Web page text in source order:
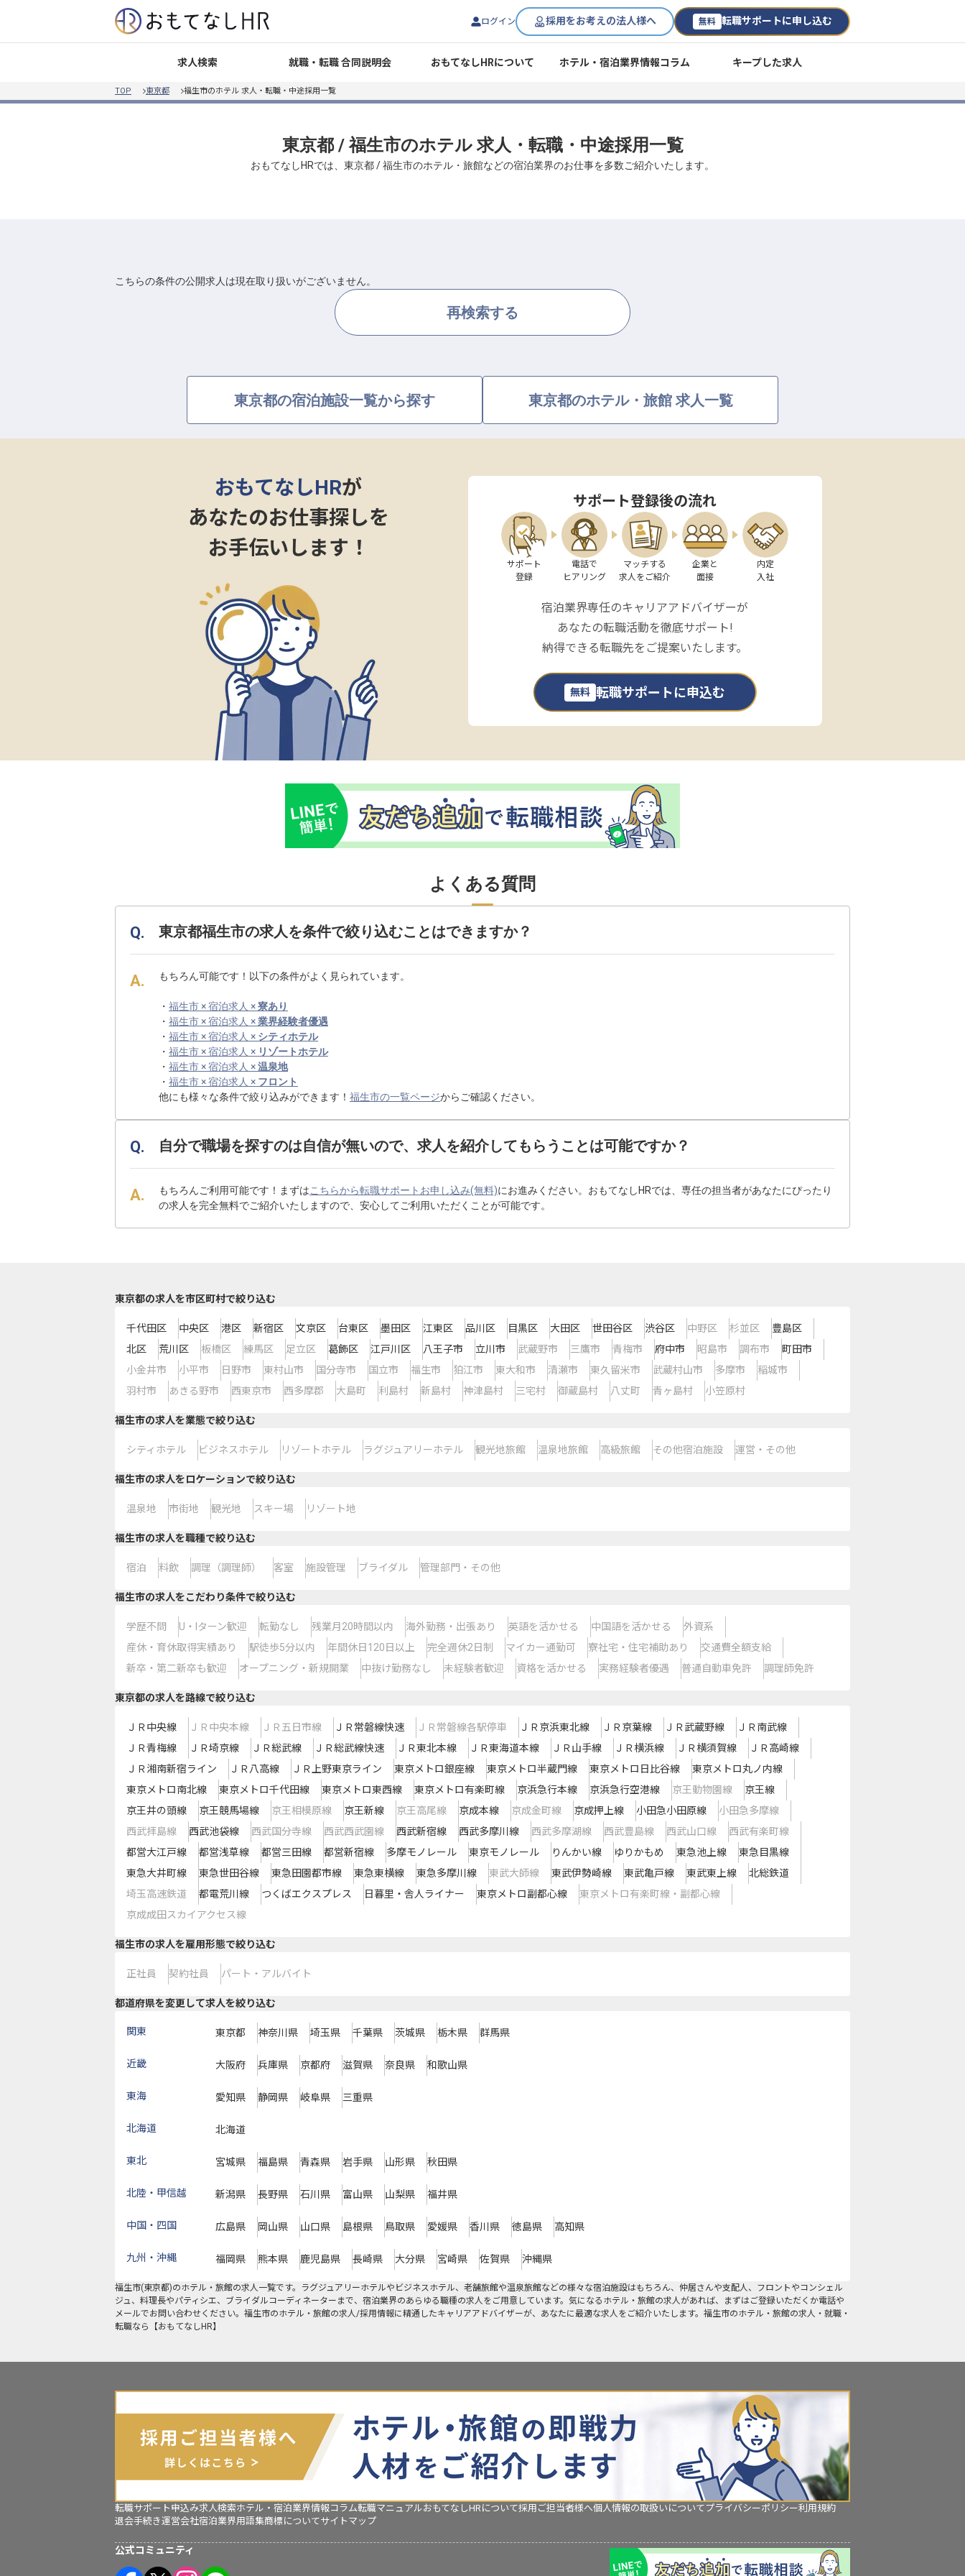
ログイン 採用をお考えの法人様へ 無料 転職サポートに申し込む
求人検索 就職・転職 合同説明会 おもてなしHRについて ホテル・宿泊業界情報コラム キープした求人
TOP 東京都 福生市のホテル 求人・転職・中途採用一覧
東京都 / 福生市のホテル 求人・転職・中途採用一覧
おもてなしHRでは、東京都 / 福生市のホテル・旅館などの宿泊業界のお仕事を多数ご紹介いたします。
こちらの条件の公開求人は現在取り扱いがございません。
再検索する
東京都の宿泊施設一覧から探す 東京都のホテル・旅館 求人一覧
おもてなしHRが
あなたのお仕事探しを
お手伝いします！
サポート登録後の流れ
サポート
登録
電話で
ヒアリング
マッチする
求人をご紹介
企業と
面接
内定
入社
宿泊業界専任のキャリアアドバイザーが
あなたの転職活動を徹底サポート!
納得できる転職先をご提案いたします。
無料 転職サポートに申込む
よくある質問
東京都福生市の求人を条件で絞り込むことはできますか？
もちろん可能です！以下の条件がよく見られています。
・ 福生市 × 宿泊求人 ×寮あり
・ 福生市 × 宿泊求人 ×業界経験者優遇
・ 福生市 × 宿泊求人 × シティホテル
・ 福生市 × 宿泊求人 × リゾートホテル
・ 福生市 × 宿泊求人 ×温泉地
・ 福生市 × 宿泊求人 × フロント
他にも様々な条件で絞り込みができます！ 福生市の一覧ページからご確認ください。
自分で職場を探すのは自信が無いので、求人を紹介してもらうことは可能ですか？
もちろんご利用可能です！まずはこちらから転職サポートお申し込み(無料)にお進みください。おもてなしHRでは、専任の担当者があなたにぴったり
の求人を完全無料でご紹介いたしますので、安心してご利用いただくことが可能です。
東京都の求人を市区町村で絞り込む
千代田区 中央区 港区 新宿区 文京区 台東区 墨田区 江東区 品川区 目黒区 大田区 世田谷区 渋谷区 中野区 杉並区
豊島区
北区
荒川区 板橋区 練馬区 足立区 葛飾区 江戸川区 八王子市 立川市 武蔵野市 三鷹市 青梅市 府中市 昭島市 調布市
町田市
小金井市
小平市 日野市 東村山市 国分寺市 国立市 福生市 狛江市 東大和市 清瀬市 東久留米市 武蔵村山市 多摩市
稲城市
羽村市
あきる野市 西東京市 西多摩郡 大島町 利島村 新島村 神津島村 三宅村 御蔵島村 八丈町 青ヶ島村 小笠原村
福生市の求人を業態で絞り込む
シティホテル ビジネスホテル リゾートホテル ラグジュアリーホテル 観光地旅館 温泉地旅館 高級旅館 その他宿泊施設 運営・その他
福生市の求人をロケーションで絞り込む
温泉地 市街地 観光地 スキー場 リゾート地
福生市の求人を職種で絞り込む
宿泊 料飲 調理（調理師） 客室 施設管理 ブライダル 管理部門・その他
福生市の求人をこだわり条件で絞り込む
学歴不問 U・Iターン歓迎 転勤なし 残業月20時間以内 海外勤務・出張あり 英語を活かせる 中国語を活かせる
外資系
産休・育休取得実績あり
駅徒歩5分以内 年間休日120日以上 完全週休2日制 マイカー通勤可 寮社宅・住宅補助あり
交通費全額支給
新卒・第二新卒も歓迎
オープニング・新規開業 中抜け勤務なし 未経験者歓迎 資格を活かせる 実務経験者優遇 普通自動車免許 調理師免許
東京都の求人を路線で絞り込む
ＪＲ中央線 ＪＲ中央本線 ＪＲ五日市線 ＪＲ常磐線快速 ＪＲ常磐線各駅停車 ＪＲ京浜東北線 ＪＲ京葉線 ＪＲ武蔵野線
ＪＲ南武線
ＪＲ青梅線
ＪＲ埼京線 ＪＲ総武線 ＪＲ総武線快速 ＪＲ東北本線 ＪＲ東海道本線 ＪＲ山手線 ＪＲ横浜線 ＪＲ横須賀線
ＪＲ高崎線
ＪＲ湘南新宿ライン
ＪＲ八高線 ＪＲ上野東京ライン 東京メトロ銀座線 東京メトロ半蔵門線 東京メトロ日比谷線
東京メトロ丸ノ内線
東京メトロ南北線
東京メトロ千代田線 東京メトロ東西線 東京メトロ有楽町線 京浜急行本線 京浜急行空港線 京王動物園線
京王線
京王井の頭線
京王競馬場線 京王相模原線 京王新線 京王高尾線 京成本線 京成金町線 京成押上線 小田急小田原線
小田急多摩線
西武拝島線
西武池袋線 西武国分寺線 西武西武園線 西武新宿線 西武多摩川線 西武多摩湖線 西武豊島線 西武山口線
西武有楽町線
都営大江戸線
都営浅草線 都営三田線 都営新宿線 多摩モノレール 東京モノレール りんかい線 ゆりかもめ 東急池上線
東急目黒線
東急大井町線
東急世田谷線 東急田園都市線 東急東横線 東急多摩川線 東武大師線 東武伊勢崎線 東武亀戸線 東武東上線
北総鉄道
埼玉高速鉄道
都電荒川線 つくばエクスプレス 日暮里・舎人ライナー 東京メトロ副都心線
東京メトロ有楽町線・副都心線
京成成田スカイアクセス線
福生市の求人を雇用形態で絞り込む
正社員 契約社員 パート・アルバイト
都道府県を変更して求人を絞り込む
関東 東京都 神奈川県 埼玉県 千葉県 茨城県 栃木県 群馬県
近畿 大阪府 兵庫県 京都府 滋賀県 奈良県 和歌山県
東海 愛知県 静岡県 岐阜県 三重県
北海道 北海道
東北 宮城県 福島県 青森県 岩手県 山形県 秋田県
北陸・甲信越 新潟県 長野県 石川県 富山県 山梨県 福井県
中国・四国 広島県 岡山県 山口県 島根県 鳥取県 愛媛県 香川県 徳島県 高知県
九州・沖縄 福岡県 熊本県 鹿児島県 長崎県 大分県 宮崎県 佐賀県 沖縄県
福生市(東京都)のホテル・旅館の求人一覧です。ラグジュアリーホテルやビジネスホテル、老舗旅館や温泉旅館などの様々な宿泊施設はもちろん、仲居さんや支配人、フロントやコンシェル
ジュ、料理長やパティシエ、ブライダルコーディネーターまで、宿泊業界のあらゆる職種の求人をご用意しています。気になるホテル・旅館の求人があれば、まずはご登録いただくか電話や
メールでお問い合わせください。福生市のホテル・旅館の求人/採用情報に精通したキャリアアドバイザーが、あなたに最適な求人をご紹介いたします。福生市のホテル・旅館の求人・就職・
転職なら【おもてなしHR】
転職サポート申込み求人検索ホテル・宿泊業界情報コラム転職マニュアルおもてなしHRについて採用ご担当者様へ個人情報の取扱いについてプライバシーポリシー利用規約
退会手続き運営会社宿泊業界用語集商標についてサイトマップ
公式コミュニティ